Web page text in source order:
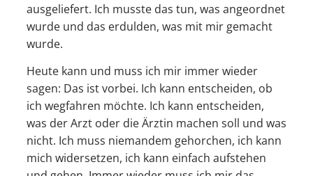
ausgeliefert. Ich musste das tun, was angeordnet
wurde und das erdulden, was mit mir gemacht
wurde.
Heute kann und muss ich mir immer wieder
sagen: Das ist vorbei. Ich kann entscheiden, ob
ich wegfahren möchte. Ich kann entscheiden,
was der Arzt oder die Ärztin machen soll und was
nicht. Ich muss niemandem gehorchen, ich kann
mich widersetzen, ich kann einfach aufstehen